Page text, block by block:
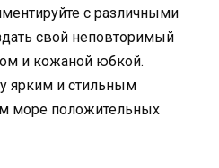
с различными
свой неповторимый
и кожаной юбкой.
ярким и стильным
море положительных